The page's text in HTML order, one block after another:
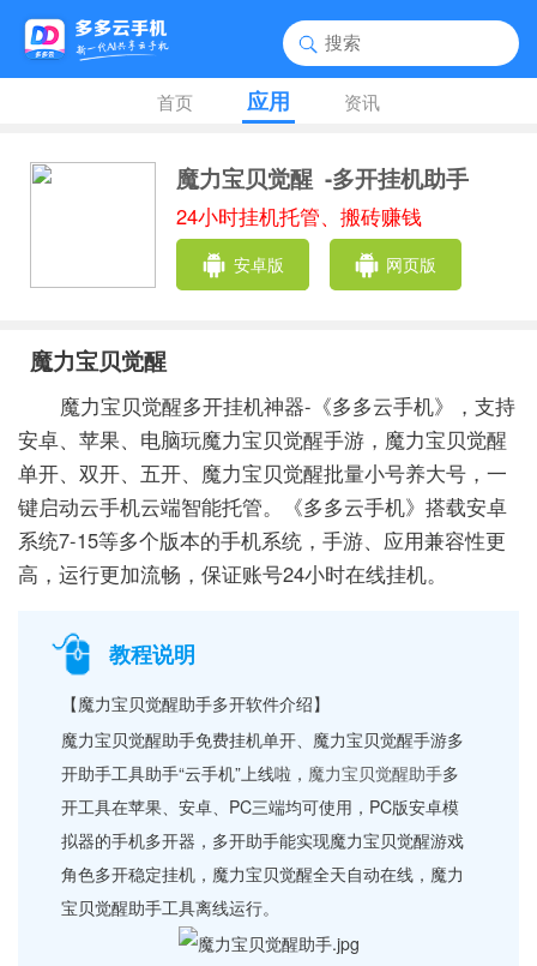
首页 应用 资讯
魔力宝贝觉醒 -多开挂机助手
24小时挂机托管、搬砖赚钱
安卓版 网页版
魔力宝贝觉醒
魔力宝贝觉醒多开挂机神器-《多多云手机》，支持
安卓、苹果、电脑玩魔力宝贝觉醒手游，魔力宝贝觉醒
单开、双开、五开、魔力宝贝觉醒批量小号养大号，一
键启动云手机云端智能托管。《多多云手机》搭载安卓
系统7-15等多个版本的手机系统，手游、应用兼容性更
高，运行更加流畅，保证账号24小时在线挂机。
教程说明
【魔力宝贝觉醒助手多开软件介绍】
魔力宝贝觉醒助手免费挂机单开、魔力宝贝觉醒手游多
开助手工具助手“云手机”上线啦， 魔力宝贝觉醒助手多
开工具在苹果、安卓、PC三端均可使用，PC版安卓模
拟器的手机多开器，多开助手能实现魔力宝贝觉醒游戏
角色多开稳定挂机，魔力宝贝觉醒全天自动在线，魔力
宝贝觉醒助手工具离线运行。